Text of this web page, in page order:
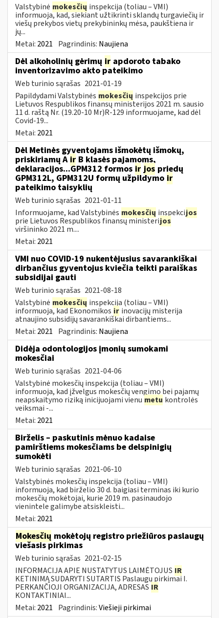
Valstybinė mokesčių inspekcija (toliau – VMI)
informuoja, kad, siekiant užtikrinti sklandų turgaviečių ir
viešų prekybos vietų prekybininkų mėsa, paukštiena ir
jų...
Metai: 2021 Pagrindinis: Naujiena
Dėl alkoholinių gėrimų ir apdoroto tabako
inventorizavimo akto pateikimo
Web turinio sąrašas 2021-01-19
Papildydami Valstybinės mokesčių inspekcijos prie
Lietuvos Respublikos finansų ministerijos 2021 m. sausio
11 d. raštą Nr. (19.20-10 Mr)R-129 informuojame, kad dėl
Covid-19...
Metai: 2021
Dėl Metinės gyventojams išmokėtų išmokų,
priskiriamų A ir B klasės pajamoms,
deklaracijos...GPM312 formos ir jos priedų
GPM312L, GPM312U formų užpildymo ir
pateikimo taisyklių
Web turinio sąrašas 2021-01-11
Informuojame, kad Valstybinės mokesčių inspekcijos
prie Lietuvos Respublikos finansų ministerijos
viršininko 2021 m....
Metai: 2021
VMI nuo COVID-19 nukentėjusius savarankiškai
dirbančius gyventojus kviečia teikti paraiškas
subsidijai gauti
Web turinio sąrašas 2021-08-18
Valstybinė mokesčių inspekcija (toliau – VMI)
informuoja, kad Ekonomikos ir inovacijų misterija
atnaujino subsidijų savarankiškai dirbantiems...
Metai: 2021 Pagrindinis: Naujiena
Didėja odontologijos įmonių sumokami
mokesčiai
Web turinio sąrašas 2021-04-06
Valstybinė mokesčių inspekcija (toliau – VMI)
informuoja, kad įžvelgus mokesčių vengimo bei pajamų
neapskaitymo riziką inicijuojami vienu metu kontrolės
veiksmai -...
Metai: 2021
Birželis – paskutinis mėnuo kadaise
pamirštiems mokesčiams be delspinigių
sumokėti
Web turinio sąrašas 2021-06-10
Valstybinės mokesčių inspekcija (toliau – VMI)
informuoja, kad birželio 30 d. baigiasi terminas iki kurio
mokesčių mokėtojai, kurie 2019 m. pasinaudojo
vienintele galimybe atsiskleisti...
Metai: 2021
Mokesčių mokėtojų registro priežiūros paslaugų
viešasis pirkimas
Web turinio sąrašas 2021-02-15
INFORMACIJA APIE NUSTATYTUS LAIMĖTOJUS IR
KETINIMĄ SUDARYTI SUTARTIS Paslaugų pirkimai I.
PERKANČIOJI ORGANIZACIJA, ADRESAS IR
KONTAKTINIAI...
Metai: 2021 Pagrindinis:Viešieji pirkimai